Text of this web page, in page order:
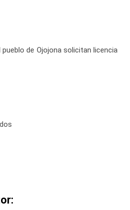
de Ojojona solicitan licencia